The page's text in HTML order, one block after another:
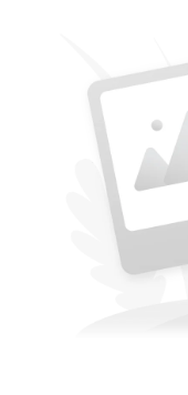
SUPLIMENTE
SUPLIMENTE CARDIO
SUPLIMENTE
SUPLIMENTE MEMORIE
SUPLIMENTE POTENȚĂ